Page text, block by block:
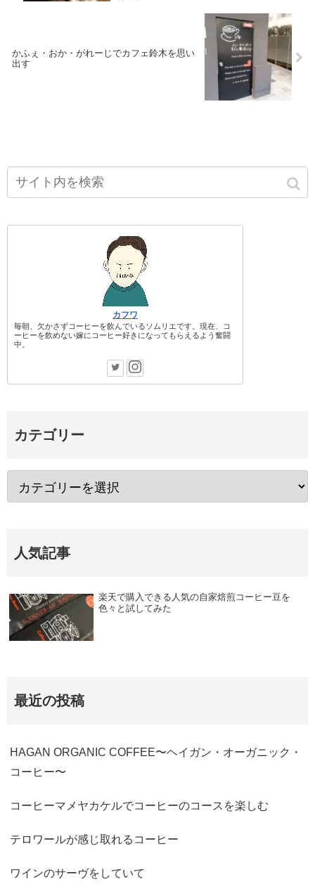
かふぇ・おか・がれーじでカフェ鈴木を思い
出す
カフワ
毎朝、欠かさずコーヒーを飲んでいるソムリエです。現在、コ
ーヒーを飲めない嫁にコーヒー好きになってもらえるよう奮闘
中。
カテゴリー
人気記事
楽天で購入できる人気の自家焙煎コーヒー豆を
色々と試してみた
最近の投稿
HAGAN ORGANIC COFFEE〜ヘイガン・オーガニック・
コーヒー〜
コーヒーマメヤカケルでコーヒーのコースを楽しむ
テロワールが感じ取れるコーヒー
ワインのサーヴをしていて